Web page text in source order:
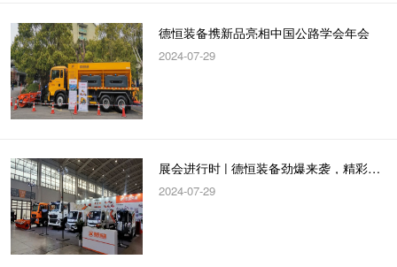
德恒装备携新品亮相中国公路学会年会
2024-07-29
展会进行时 | 德恒装备劲爆来袭，精彩不容错过！
2024-07-29